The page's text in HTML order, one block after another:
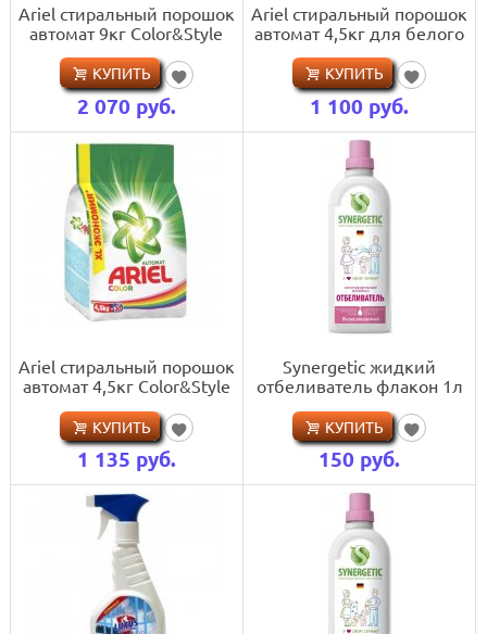
Ariel стиральный порошок
автомат 9кг Color&Style
КУПИТЬ
2 070 руб.
Ariel стиральный порошок
автомат 4,5кг для белого
КУПИТЬ
1 100 руб.
Ariel стиральный порошок
автомат 4,5кг Color&Style
КУПИТЬ
1 135 руб.
Synergetic жидкий
отбеливатель флакон 1л
КУПИТЬ
150 руб.